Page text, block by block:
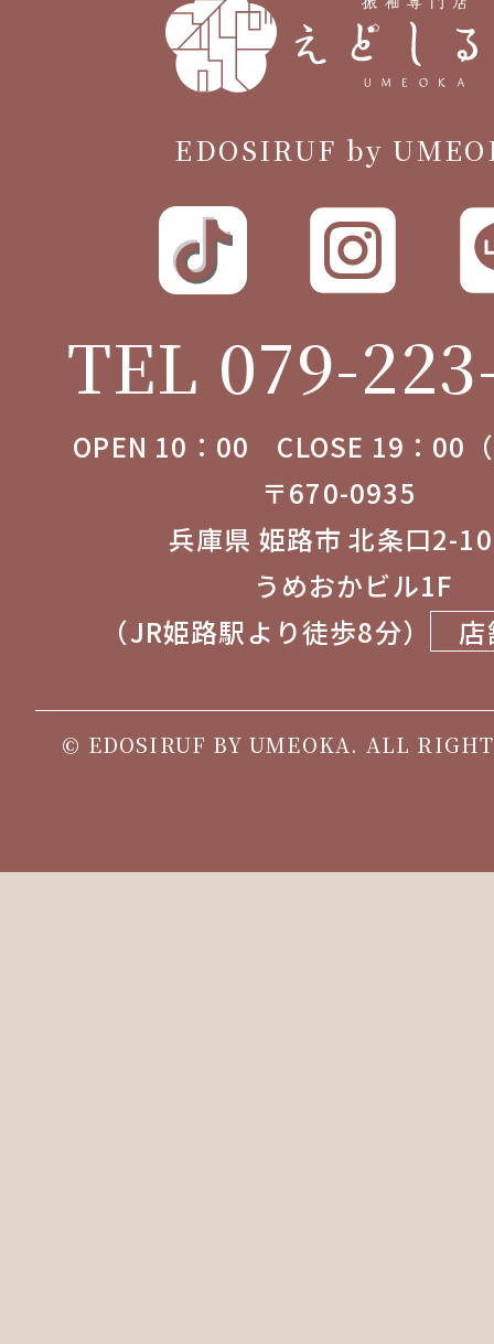
EDOSIRUF by
TEL 079-
OPEN 10：00 CLOSE 19：00
〒670-0935
兵庫県 姫路市 北条口
うめおかビル1F
（JR姫路駅より徒歩8分）
© EDOSIRUF BY UMEOKA. ALL